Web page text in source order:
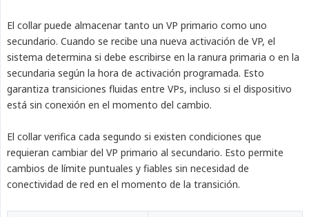
El collar puede almacenar tanto un VP primario como uno
secundario. Cuando se recibe una nueva activación de VP, el
sistema determina si debe escribirse en la ranura primaria o en la
secundaria según la hora de activación programada. Esto
garantiza transiciones fluidas entre VPs, incluso si el dispositivo
está sin conexión en el momento del cambio.
El collar verifica cada segundo si existen condiciones que
requieran cambiar del VP primario al secundario. Esto permite
cambios de límite puntuales y fiables sin necesidad de
conectividad de red en el momento de la transición.